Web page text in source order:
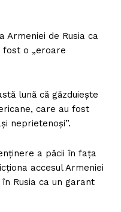
Armeniei de Rusia ca
fost o „eroare
lună că găzduiește
care au fost
neprietenoși”.
a păcii în fața
accesul Armeniei
Rusia ca un garant